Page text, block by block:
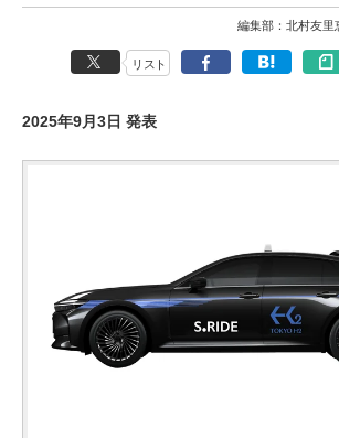
編集部：北村友里
リスト
2025年9月3日 発表